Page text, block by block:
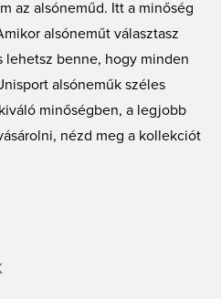
az alsóneműd. Itt a minőség
alsóneműt választasz
lehetsz benne, hogy minden
alsóneműk széles
minőségben, a legjobb
nézd meg a kollekciót